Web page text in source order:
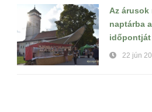
Az árusok
naptárba
időpontját
22 jún